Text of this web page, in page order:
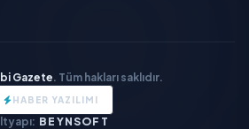
Gazete. Tüm hakları saklıdır.
HABER YAZILIMI
BEYNSOFT